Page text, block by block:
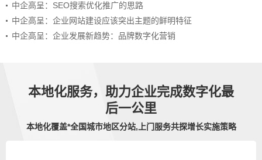
中企高呈：SEO搜索优化推广的思路
中企高呈：企业网站建设应该突出主题的鲜明特征
中企高呈：企业发展新趋势：品牌数字化营销
本地化服务，助力企业完成数字化最
后一公里
本地化覆盖*全国城市地区分站,上门服务共探增长实施策略